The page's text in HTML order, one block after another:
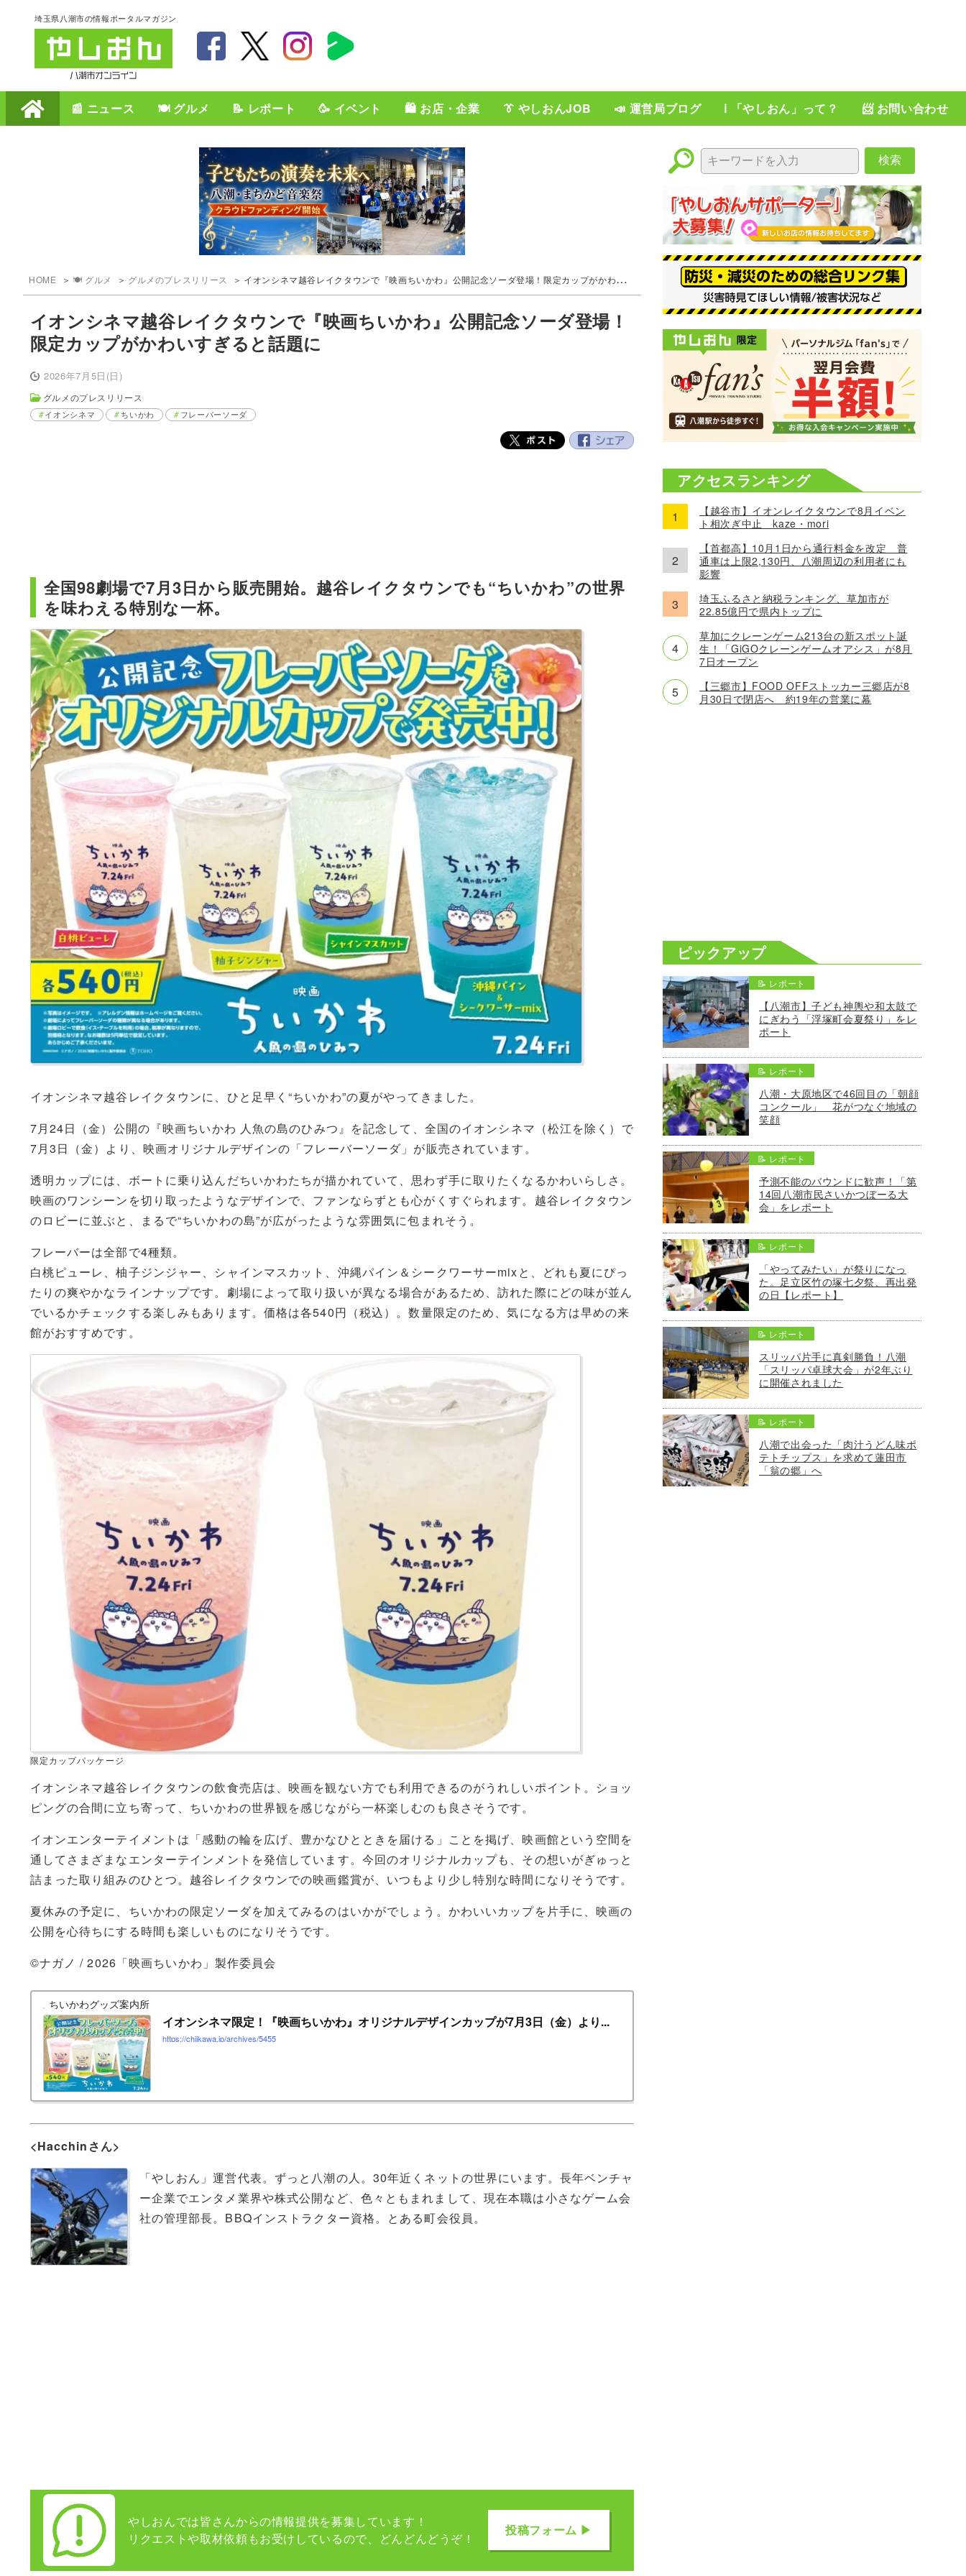
埼玉県八潮市の情報ポータルマガジン
📰 ニュース 🍽️ グルメ 📝 レポート 🥳 イベント 🛍️ お店・企業 👔 やしおんJOB 📣 運営局ブログ ℹ️ 「やしおん」って？ 📨 お問い合わせ
HOME 🍽️ グルメ グルメのプレスリリース イオンシネマ越谷レイクタウンで『映画ちいかわ』公開記念ソーダ登場！限定カップがかわいすぎると話題に
イオンシネマ越谷レイクタウンで『映画ちいかわ』公開記念ソーダ登場！
限定カップがかわいすぎると話題に
2026年7月5日(日)
グルメのプレスリリース
イオンシネマ ちいかわ フレーバーソーダ
全国98劇場で7月3日から販売開始。越谷レイクタウンでも“ちいかわ”の世界
を味わえる特別な一杯。
イオンシネマ越谷レイクタウンに、ひと足早く“ちいかわ”の夏がやってきました。
7月24日（金）公開の『映画ちいかわ 人魚の島のひみつ』を記念して、全国のイオンシネマ（松江を除く）で
7月3日（金）より、映画オリジナルデザインの「フレーバーソーダ」が販売されています。
透明カップには、ボートに乗り込んだちいかわたちが描かれていて、思わず手に取りたくなるかわいらしさ。
映画のワンシーンを切り取ったようなデザインで、ファンならずとも心がくすぐられます。越谷レイクタウン
のロビーに並ぶと、まるで“ちいかわの島”が広がったような雰囲気に包まれそう。
フレーバーは全部で4種類。
白桃ピューレ、柚子ジンジャー、シャインマスカット、沖縄パイン＆シークワーサーmixと、どれも夏にぴっ
たりの爽やかなラインナップです。劇場によって取り扱いが異なる場合があるため、訪れた際にどの味が並ん
でいるかチェックする楽しみもあります。価格は各540円（税込）。数量限定のため、気になる方は早めの来
館がおすすめです。
限定カップパッケージ
イオンシネマ越谷レイクタウンの飲食売店は、映画を観ない方でも利用できるのがうれしいポイント。ショッ
ピングの合間に立ち寄って、ちいかわの世界観を感じながら一杯楽しむのも良さそうです。
イオンエンターテイメントは「感動の輪を広げ、豊かなひとときを届ける」ことを掲げ、映画館という空間を
通してさまざまなエンターテインメントを発信しています。今回のオリジナルカップも、その想いがぎゅっと
詰まった取り組みのひとつ。越谷レイクタウンでの映画鑑賞が、いつもより少し特別な時間になりそうです。
夏休みの予定に、ちいかわの限定ソーダを加えてみるのはいかがでしょう。かわいいカップを片手に、映画の
公開を心待ちにする時間も楽しいものになりそうです。
©ナガノ / 2026「映画ちいかわ」製作委員会
ちいかわグッズ案内所
イオンシネマ限定！『映画ちいかわ』オリジナルデザインカップが7月3日（金）より...
https://chiikawa.jp/archives/5455
<Hacchinさん>
「やしおん」運営代表。ずっと八潮の人。30年近くネットの世界にいます。長年ベンチャ
ー企業でエンタメ業界や株式公開など、色々ともまれまして、現在本職は小さなゲーム会
社の管理部長。 BBQインストラクター資格。とある町会役員。
やしおんでは皆さんからの情報提供を募集しています！
リクエストや取材依頼もお受けしているので、どんどんどうぞ！
投稿フォーム ▶
検索
アクセスランキング
【越谷市】イオンレイクタウンで8月イベン
ト相次ぎ中止 kaze・mori
【首都高】10月1日から通行料金を改定 普
通車は上限2,130円、八潮周辺の利用者にも
影響
埼玉ふるさと納税ランキング、草加市が
22.85億円で県内トップに
草加にクレーンゲーム213台の新スポット誕
生！「GiGOクレーンゲームオアシス」が8月
7日オープン
【三郷市】FOOD OFFストッカー三郷店が8
月30日で閉店へ 約19年の営業に幕
ピックアップ
📝 レポート
【八潮市】子ども神輿や和太鼓で
にぎわう「浮塚町会夏祭り」をレ
ポート
📝 レポート
八潮・大原地区で46回目の「朝顔
コンクール」 花がつなぐ地域の
笑顔
📝 レポート
予測不能のバウンドに歓声！「第
14回八潮市民さいかつぼーる大
会」をレポート
📝 レポート
「やってみたい」が祭りになっ
た。足立区竹の塚七夕祭、再出発
の日【レポート】
📝 レポート
スリッパ片手に真剣勝負！八潮
「スリッパ卓球大会」が2年ぶり
に開催されました
📝 レポート
八潮で出会った「肉汁うどん味ポ
テトチップス」を求めて蓮田市
「翁の郷」へ